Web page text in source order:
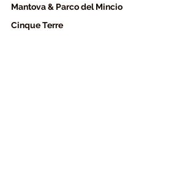
Mantova & Parco del Mincio
Cinque Terre